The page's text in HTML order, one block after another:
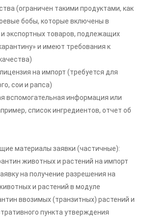
(ограничен такими продуктами, как
бобы, которые включены в
экспортных товаров, подлежащих
и имеют требования к
на импорт (требуется для
сои и рапса)
вспомогательная информация или
список ингредиентов, отчет об
материалы заявки (частичные):
животных и растений на импорт
на получение разрешения на
и растений в модуле
ввозимых (транзитных) растений и
пункта утверждения